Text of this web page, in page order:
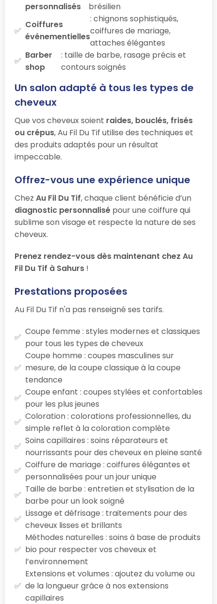
personnalisés
brésilien
Coiffures
événementielles
: chignons sophistiqués,
coiffures de mariage,
attaches élégantes
Barber
shop
: taille de barbe, rasage précis et
contours soignés
Un salon adapté à tous les types de
cheveux
Que vos cheveux soient raides, bouclés, frisés
ou crépus, Au Fil Du Tif utilise des techniques et
des produits adaptés pour un résultat
impeccable.
Offrez-vous une expérience unique
Chez Au Fil Du Tif, chaque client bénéficie d’un
diagnostic personnalisé pour une coiffure qui
sublime son visage et respecte la nature de ses
cheveux.
Prenez rendez-vous dès maintenant chez Au
Fil Du Tif à Sahurs !
Prestations proposées
Au Fil Du Tif n'a pas renseigné ses tarifs.
Coupe femme : styles modernes et classiques
pour tous les types de cheveux
Coupe homme : coupes masculines sur
mesure, de la coupe classique à la coupe
tendance
Coupe enfant : coupes stylées et confortables
pour les plus jeunes
Coloration : colorations professionnelles, du
simple reflet à la coloration complète
Soins capillaires : soins réparateurs et
nourrissants pour des cheveux en pleine santé
Coiffure de mariage : coiffures élégantes et
personnalisées pour un jour unique
Taille de barbe : entretien et stylisation de la
barbe pour un look soigné
Lissage et défrisage : traitements pour des
cheveux lisses et brillants
Méthodes naturelles : soins à base de produits
bio pour respecter vos cheveux et
l’environnement
Extensions et volumes : ajoutez du volume ou
de la longueur grâce à nos extensions
capillaires